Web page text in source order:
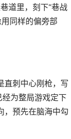
道里，刻下“巷战
同样的偏旁部
直刺中心刚枪，写
经为整局游戏定下
，预先在脑海中勾